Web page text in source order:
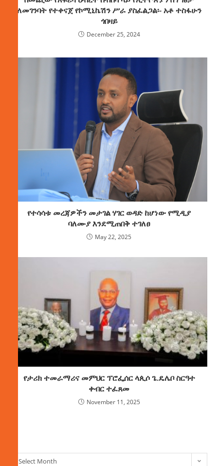
ለመገንባት የተቀናጀ የኮሚኒኬሽን ሥራ ያስፈልጋል፡- አቶ ተስፋሁን
ጎበዛይ
December 25, 2024
የተሳሳቱ መረጃዎችን መታገል ሃገር ወዳድ ከሆነው የሚዲያ
ባለሙያ እንደሚጠበቅ ተገለፀ
May 22, 2025
የታሪክ ተመራማሪና መምህር ፕሮፌሰር ላጲሶ ጌ.ዴሌቦ ስርዓተ
ቀብር ተፈጸመ
November 11, 2025
Select Month